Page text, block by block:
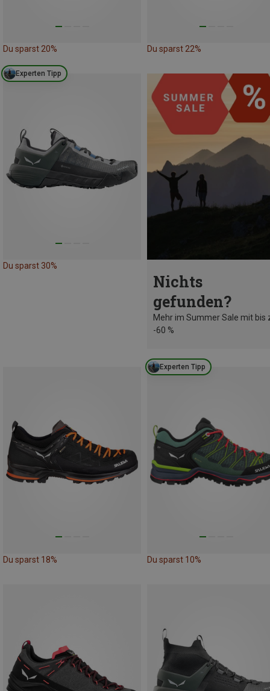
Du sparst 20% Du sparst 22%
Experten Tipp
Du sparst 30%
Nichts
gefunden?
Mehr im Summer Sale mit bis
-60 %
Du sparst 18%
Experten Tipp
Du sparst 10%